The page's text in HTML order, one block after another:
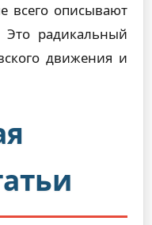
всего описывают
Это радикальный
движения и